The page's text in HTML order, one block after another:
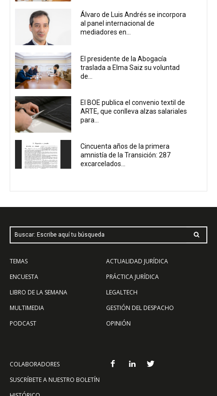
Álvaro de Luis Andrés se incorpora
al panel internacional de
mediadores en...
El presidente de la Abogacía
traslada a Elma Saiz su voluntad
de...
El BOE publica el convenio textil de
ARTE, que conlleva alzas salariales
para...
Cincuenta años de la primera
amnistía de la Transición: 287
excarcelados...
Buscar: Escribe aquí tu búsqueda
TEMAS
ENCUESTA
LIBRO DE LA SEMANA
MULTIMEDIA
PODCAST
ACTUALIDAD JURÍDICA
PRÁCTICA JURÍDICA
LEGALTECH
GESTIÓN DEL DESPACHO
OPINIÓN
COLABORADORES
SUSCRÍBETE A NUESTRO BOLETÍN